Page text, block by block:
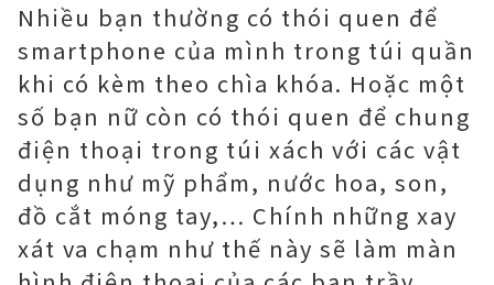
Nhiều bạn thường có thói quen để
smartphone của mình trong túi quần
khi có kèm theo chìa khóa. Hoặc một
số bạn nữ còn có thói quen để chung
điện thoại trong túi xách với các vật
dụng như mỹ phẩm, nước hoa, son,
đồ cắt móng tay,… Chính những xay
xát va chạm như thế này sẽ làm màn